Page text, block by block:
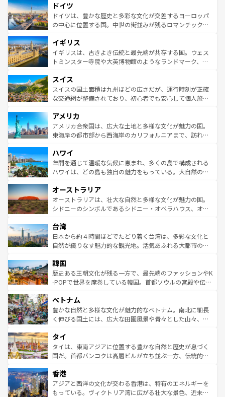
せる。地方によって風土や気候が異なるスペインはその個
性で訪れる人を魅了する。 なお、新着のスペイン情報は コ
ンテンツ一覧を参照してほしい。
で、幅広い魅力が詰まっている。華麗な宮殿、歴史的な大
聖堂、美しいビーチ、そして豊かな自然が、訪れる者を心
から魅了する。また、フランスは美食の国としても知ら
いる。シャンパンの発祥地であるランス、プロヴァンスの
香り高いラベンダー畑など、多彩な楽しみ方が可能だ。さ
らに、パリ以外の地域にも魅力が溢れており、どの街角に
れる地方に足を運ぶとそれぞれで全く異なる文化を体験で
きるだろう。 なお、新着のフランス情報はコンテンツ一覧
を参照してほしい。
ドイツ
ドイツは、豊かな歴史と多彩な文化が交差するヨーロッパ
の中心に位置する国。中世の街並みが残るロマンチック街
顔を持つこの国は、どこを歩いても飽きることがない。ベ
ルリンの文化的活気、バイエルン州のアルプスの絶景、そ
してライン川沿いのワイン畑といった風景は必見。ビール
は、お酒好きな人にはぜひ体験してほしい。 なお、新着の
ドイツ情報はコンテンツ一覧を参照してほしい。
イギリス
イギリスは、古きよき伝統と最先端が共存する国。ウェス
トミンスター寺院や大英博物館のようなランドマーク、歴
リアごとに異なる魅力がある。また、優雅なアフタヌーン
ティー、ビール好きにはたまらない英国パブ、サッカー観
戦など、本場だからこそできる体験も豊富。イギリスを旅
ンツ一覧を参照してほしい。
スイス
スイスの国土面積は九州ほどの広さだが、運行時刻が正確
な交通網が整備されており、初心者でも安心して個人旅行
の建物がそのまま残る町や、スイスならではのユニークな
博物館もあり、アルプス観光だけでなく町歩きも満喫する
ことができる。国民の所得が高いため物価も高いが、旅行
ば市内交通費無料で観光を楽しむこともできる。 なお、新
着のスイス情報はコンテンツ一覧 を参照してほしい。
アメリカ
アメリカ合衆国は、広大な土地と多様な文化が魅力の国。
東海岸の都市部から西海岸のカリフォルニアまで、訪れる
のような巨大都市は、観光、ショッピング、エンターテイ
ンメントが詰まった刺激的なスポットだ。一方、アメリカ
西部には大自然が広がり、グランドキャニオンやイエロー
部のニューオーリンズでは、音楽と美食が融合した独特の
文化が魅力。旅行者はアメリカの各地域で異なる魅力を楽
しみながら、その多様性と豊かな歴史を感じることができ
ならではの贅沢な旅のスタイルだ。 なお、新着のアメリカ
情報はコンテンツ一覧を参照してほしい。
ハワイ
年間を通じて温暖な気候に恵まれ、多くの島で構成される
ハワイは、どの島も独自の魅力をもっている。大自然の神
ワイ島は見逃せない。また、定番の観光地といえばオアフ
島だが、静かな自然を求めるならマウイ島やカウアイ島が
おすすめ。エメラルドグリーンに輝く海をはじめ、豊かな
れるおもてなしの心で訪れる人々を迎えてくれるハワイの
人々、おいしいローカルフードやハワイアンミュージッ
ク、伝統的なフラダンスなど、すべてがハワイの魅力を彩
ワイを、存分に味わってほしい。 なお、新着のハワイ情報
はコンテンツ一覧を参照してほしい。
オーストラリア
オーストラリアは、壮大な自然と多様な文化が魅力の国。
シドニーのシンボルであるシドニー・オペラハウス、オー
リアリーフや大陸中央部にそびえるウルル（エアーズロッ
ク）、タスマニアの美しい原生林やケアンズの熱帯雨林な
ど、見どころがたくさん。また、カフェやワイン、オージ
いる。アクティビティも充実しており、サーフィンやダイ
ビング、ハイキングなど、アウトドア好きにはたまらな
い。オーストラリアの多彩な魅力を存分に味わいつくそ
参照してほしい。
台湾
日本から約４時間ほどでたどり着く台湾は、多彩な文化と
自然が織りなす魅力的な観光地。活気あふれる大都市の台
ン）、静ひつな山岳地帯である台湾東部など、都市の喧騒
と山間の静けさが共存しており、訪れる人に新しい発見と
驚きをもたらしてくれる。また、奥深い台湾の食文化も魅
容にもいいと評判のスイーツなど、バラエティ豊かな料理
が味わえる。 なお、新着の台湾情報は コンテンツ一覧を参
照してほしい。
韓国
歴史ある王朝文化が残る一方で、最先端のファッションやK
-POPで世界を席巻している韓国。首都ソウルの宮殿や伝統
き、地方に足を延ばせば四季折々の自然美を楽しむことが
できる。そして、キムチや焼肉、絶品のストリートフード
まで、さまざまな韓国料理が待っている。夜には、韓国な
リティに包まれながら、韓国の多彩な魅力を心ゆくまで味
わってみてほしい。 なお、新着の韓国情報はコンテンツ一
覧を参照してほしい。
ベトナム
豊かな自然と多様な文化が魅力的なベトナム。南北に細長
く伸びる国土には、広大な田園風景や青々とした山々、世
急速な発展と共に伝統が息づく。ハノイの古い町並みやホ
ーチミン市のフランス統治時代の建物も、独特の雰囲気を
醸し出している。また、バラエティの豊かさとおいしさで
とつ。フォーやバインミー、ベトナムコーヒーなどは、ぜ
ひ現地で味わいたい。どの地域を訪れてもあたたかい人々
が旅行者を迎えてくれるので、きっと忘れられない旅にな
タイ
タイは、東南アジアに位置する豊かな自然と歴史が息づく
国だ。首都バンコクは高層ビルが立ち並ぶ一方、伝統的な
の活気が交差している。北部ではチェンマイなどの山岳地
帯で自然と触れ合い、南部ではプーケットやクラビの美し
いビーチでリゾート気分を楽しむことができる。タイ料理
香港
アジアと西洋の文化が交わる香港は、特有のエネルギーを
もっている。ヴィクトリア湾に広がる壮大な景色、近未来